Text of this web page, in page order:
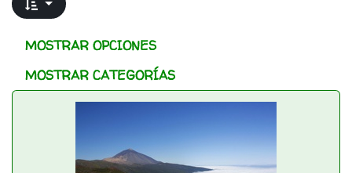
MOSTRAR OPCIONES
MOSTRAR CATEGORÍAS